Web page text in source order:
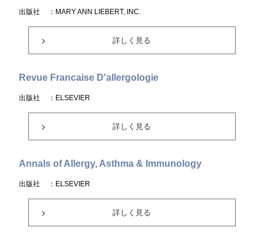
出版社 ：MARY ANN LIEBERT, INC.
詳しく見る
Revue Francaise D'allergologie
出版社 ：ELSEVIER
詳しく見る
Annals of Allergy, Asthma & Immunology
出版社 ：ELSEVIER
詳しく見る